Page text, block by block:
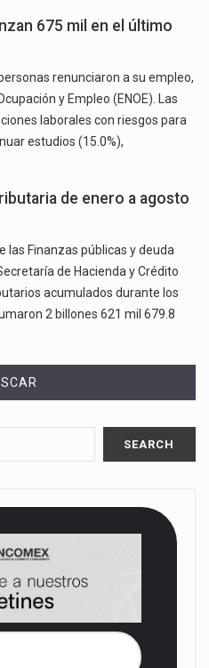
675 mil en el último
renunciaron a su empleo,
y Empleo (ENOE). Las
laborales con riesgos para
estudios (15.0%),
de enero a agosto
las Finanzas públicas y deuda
de Hacienda y Crédito
acumulados durante los
2 billones 621 mil 679.8